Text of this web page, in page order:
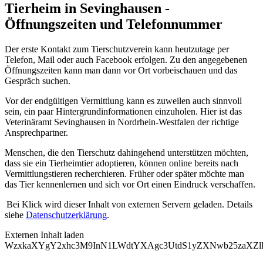
Tierheim in Sevinghausen -
Öffnungszeiten und Telefonnummer
Der erste Kontakt zum Tierschutzverein kann heutzutage per
Telefon, Mail oder auch Facebook erfolgen. Zu den angegebenen
Öffnungszeiten kann man dann vor Ort vorbeischauen und das
Gespräch suchen.
Vor der endgültigen Vermittlung kann es zuweilen auch sinnvoll
sein, ein paar Hintergrundinformationen einzuholen. Hier ist das
Veterinäramt Sevinghausen in Nordrhein-Westfalen der richtige
Ansprechpartner.
Menschen, die den Tierschutz dahingehend unterstützen möchten,
dass sie ein Tierheimtier adoptieren, können online bereits nach
Vermittlungstieren recherchieren. Früher oder später möchte man
das Tier kennenlernen und sich vor Ort einen Eindruck verschaffen.
Bei Klick wird dieser Inhalt von externen Servern geladen. Details
siehe Datenschutzerklärung.
Externen Inhalt laden